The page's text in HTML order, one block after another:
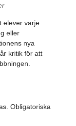
elever varje
eller
nya
kritik för att
Obligatoriska